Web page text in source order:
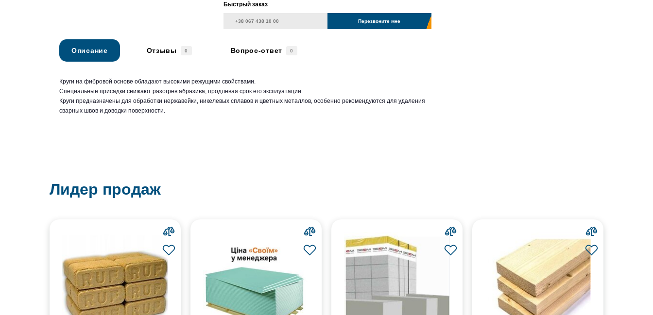
Быстрый заказ
Перезвоните мне
Описание Отзывы 0 Вопрос-ответ 0
Круги на фибровой основе обладают высокими режущими свойствами.
Специальные присадки снижают разогрев абразива, продлевая срок его эксплуатации.
Круги предназначены для обработки нержавейки, никелевых сплавов и цветных металлов, особенно рекомендуются для удаления
сварных швов и доводки поверхности.
Лидер продаж